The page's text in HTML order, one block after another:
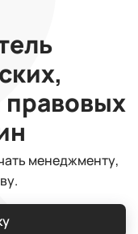
правовых
менеджменту,